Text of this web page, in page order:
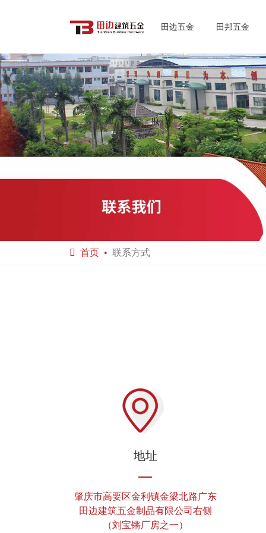
田边五金 田邦五金
首页 联系方式
地址
肇庆市高要区金利镇金梁北路广东
田边建筑五金制品有限公司右侧
（刘宝锵厂房之一）